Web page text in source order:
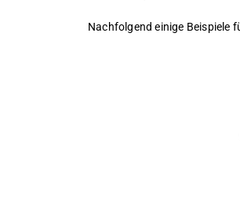
Nachfolgend einige Beispiele